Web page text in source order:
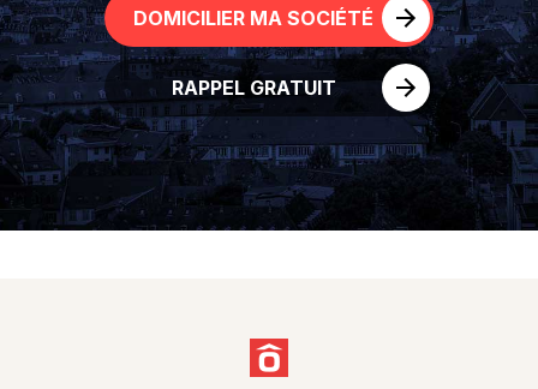
DOMICILIER MA SOCIÉTÉ
RAPPEL GRATUIT